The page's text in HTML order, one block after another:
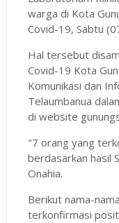
warga di Kota
Covid-19, Sabtu
Hal tersebut
Covid-19 Kota
Komunikasi dan
Telaumbanua
di website
"7 orang yang
berdasarkan hasil
Onahia.
Berikut nama-
terkonfirmasi